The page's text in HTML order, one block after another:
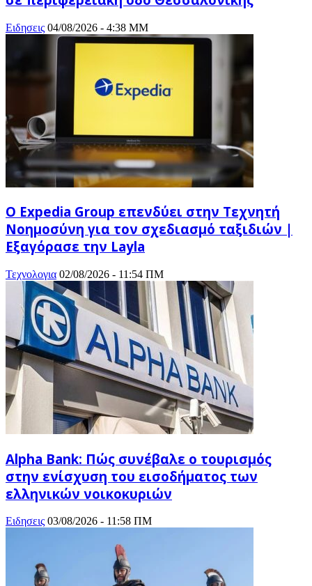
Ειδησεις 04/08/2026 - 4:38 ΜΜ
Ο Expedia Group επενδύει στην Τεχνητή
Νοημοσύνη για τον σχεδιασμό ταξιδιών |
Εξαγόρασε την Layla
Τεχνολογια 02/08/2026 - 11:54 ΠΜ
Alpha Bank: Πώς συνέβαλε ο τουρισμός
στην ενίσχυση του εισοδήματος των
ελληνικών νοικοκυριών
Ειδησεις 03/08/2026 - 11:58 ΠΜ